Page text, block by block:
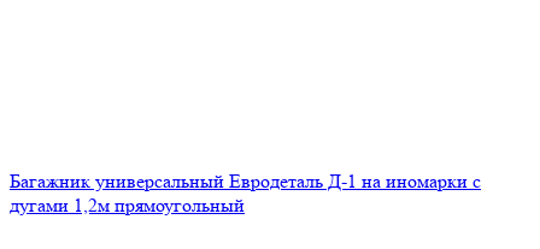
Багажник универсальный Евродеталь Д-1 на иномарки с
дугами 1,2м прямоугольный